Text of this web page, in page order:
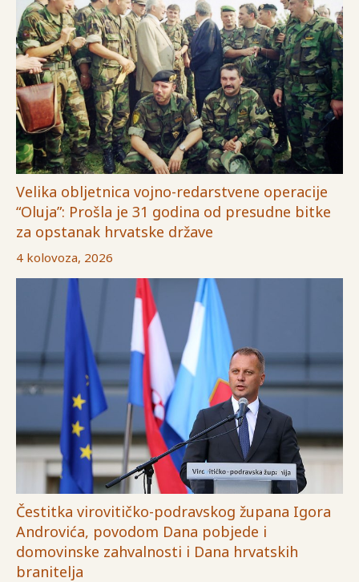
Velika obljetnica vojno-redarstvene operacije
“Oluja”: Prošla je 31 godina od presudne bitke
za opstanak hrvatske države
4 kolovoza, 2026
Čestitka virovitičko-podravskog župana Igora
Androvića, povodom Dana pobjede i
domovinske zahvalnosti i Dana hrvatskih
branitelja